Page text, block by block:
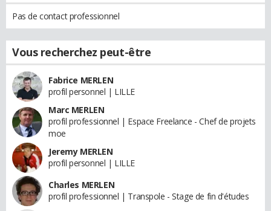
Pas de contact professionnel
Vous recherchez peut-être
Fabrice MERLEN
profil personnel | LILLE
Marc MERLEN
profil professionnel | Espace Freelance - Chef de projets
moe
Jeremy MERLEN
profil personnel | LILLE
Charles MERLEN
profil professionnel | Transpole - Stage de fin d'études